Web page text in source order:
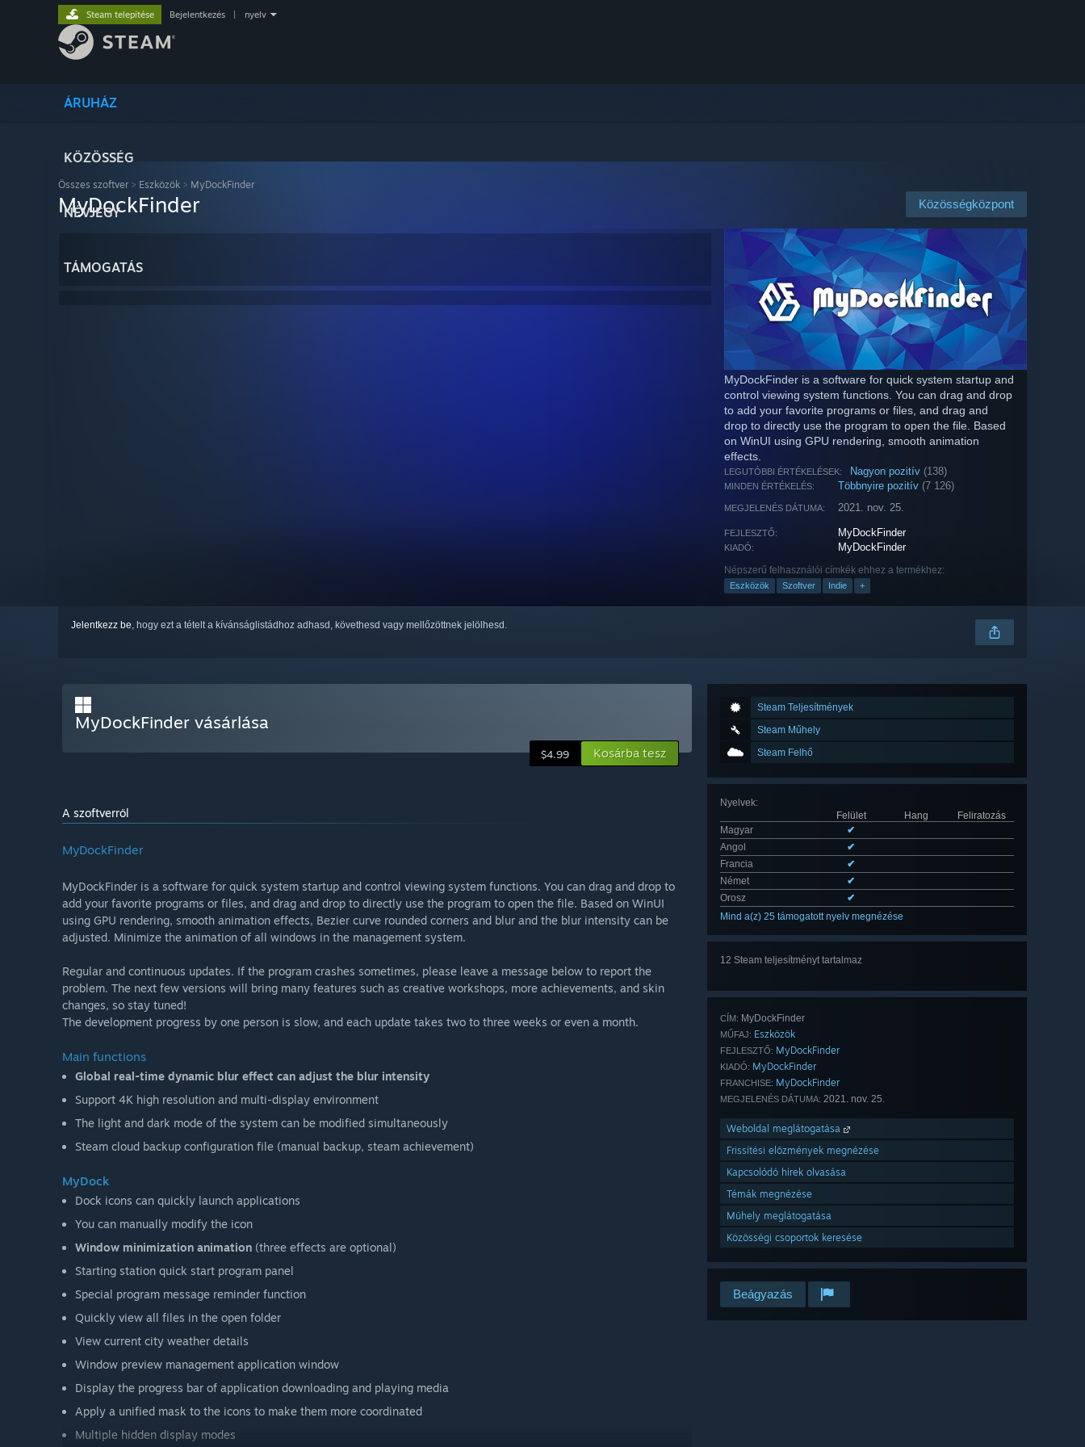
ÁRUHÁZ
KÖZÖSSÉG
NÉVJEGY
TÁMOGATÁS
Steam telepítése Bejelentkezés nyelv
Összes szoftver > Eszközök > MyDockFinder
Közösségközpont
MyDockFinder
MyDockFinder is a software for quick system startup and
control viewing system functions. You can drag and drop
to add your favorite programs or files, and drag and
drop to directly use the program to open the file. Based
on WinUI using GPU rendering, smooth animation
effects.
LEGUTÓBBI ÉRTÉKELÉSEK: Nagyon pozitív (138)
MINDEN ÉRTÉKELÉS: Többnyire pozitív (7 126)
MEGJELENÉS DÁTUMA: 2021. nov. 25.
FEJLESZTŐ: MyDockFinder
KIADÓ: MyDockFinder
Népszerű felhasználói címkék ehhez a termékhez:
Eszközök Szoftver Indie +
Jelentkezz be, hogy ezt a tételt a kívánságlistádhoz adhasd, követhesd vagy mellőzöttnek jelölhesd.
Steam Teljesítmények
Steam Műhely
Steam Felhő
Nyelvek:
Felület
Hang
Feliratozás
Magyar
✔
Angol
✔
Francia
✔
Német
✔
Orosz
✔
Mind a(z) 25 támogatott nyelv megnézése
12 Steam teljesítményt tartalmaz
CÍM: MyDockFinder
MŰFAJ: Eszközök
FEJLESZTŐ: MyDockFinder
KIADÓ: MyDockFinder
FRANCHISE: MyDockFinder
MEGJELENÉS DÁTUMA: 2021. nov. 25.
Weboldal meglátogatása
Frissítési előzmények megnézése
Kapcsolódó hírek olvasása
Témák megnézése
Műhely meglátogatása
Közösségi csoportok keresése
Beágyazás
MyDockFinder vásárlása
$4.99 Kosárba tesz
A szoftverről
MyDockFinder
MyDockFinder is a software for quick system startup and control viewing system functions. You can drag and drop to
add your favorite programs or files, and drag and drop to directly use the program to open the file. Based on WinUI
using GPU rendering, smooth animation effects, Bezier curve rounded corners and blur and the blur intensity can be
adjusted. Minimize the animation of all windows in the management system.
Regular and continuous updates. If the program crashes sometimes, please leave a message below to report the
problem. The next few versions will bring many features such as creative workshops, more achievements, and skin
changes, so stay tuned!
The development progress by one person is slow, and each update takes two to three weeks or even a month.
Main functions
Global real-time dynamic blur effect can adjust the blur intensity
Support 4K high resolution and multi-display environment
The light and dark mode of the system can be modified simultaneously
Steam cloud backup configuration file (manual backup, steam achievement)
MyDock
Dock icons can quickly launch applications
You can manually modify the icon
Window minimization animation (three effects are optional)
Starting station quick start program panel
Special program message reminder function
Quickly view all files in the open folder
View current city weather details
Window preview management application window
Display the progress bar of application downloading and playing media
Apply a unified mask to the icons to make them more coordinated
Multiple hidden display modes